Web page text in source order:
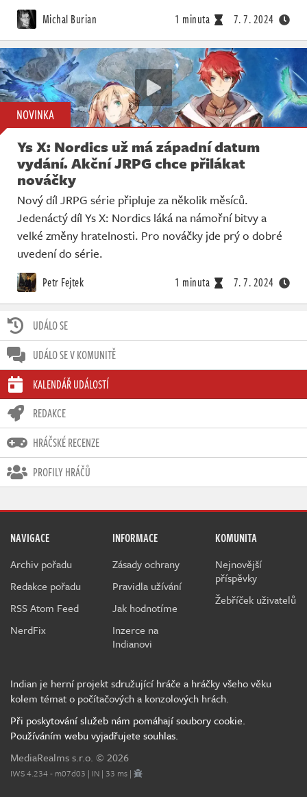
UDÁLO SE
UDÁLO SE V KOMUNITĚ
KALENDÁŘ UDÁLOSTÍ
REDAKCE
HRÁČSKÉ RECENZE
PROFILY HRÁČŮ
Michal Burian 1 minuta 7. 7. 2024
NOVINKA
Ys X: Nordics už má západní datum
vydání. Akční JRPG chce přilákat
nováčky
Nový díl JRPG série připluje za několik měsíců.
Jedenáctý díl Ys X: Nordics láká na námořní bitvy a
velké změny hratelnosti. Pro nováčky jde prý o dobré
uvedení do série.
Petr Fejtek 1 minuta 7. 7. 2024
NAVIGACE
Archiv pořadu
Redakce pořadu
RSS Atom Feed
NerdFix
INFORMACE
Zásady ochrany
Pravidla užívání
Jak hodnotíme
Inzerce na
Indianovi
KOMUNITA
Nejnovější
příspěvky
Žebříček uživatelů
Indian je herní projekt sdružující hráče a hráčky všeho věku
kolem témat o počítačových a konzolových hrách.
Při poskytování služeb nám pomáhají soubory cookie.
Používáním webu vyjadřujete souhlas.
MediaRealms s.r.o. © 2026
IWS 4.234 - m07d03 | IN | 33 ms |